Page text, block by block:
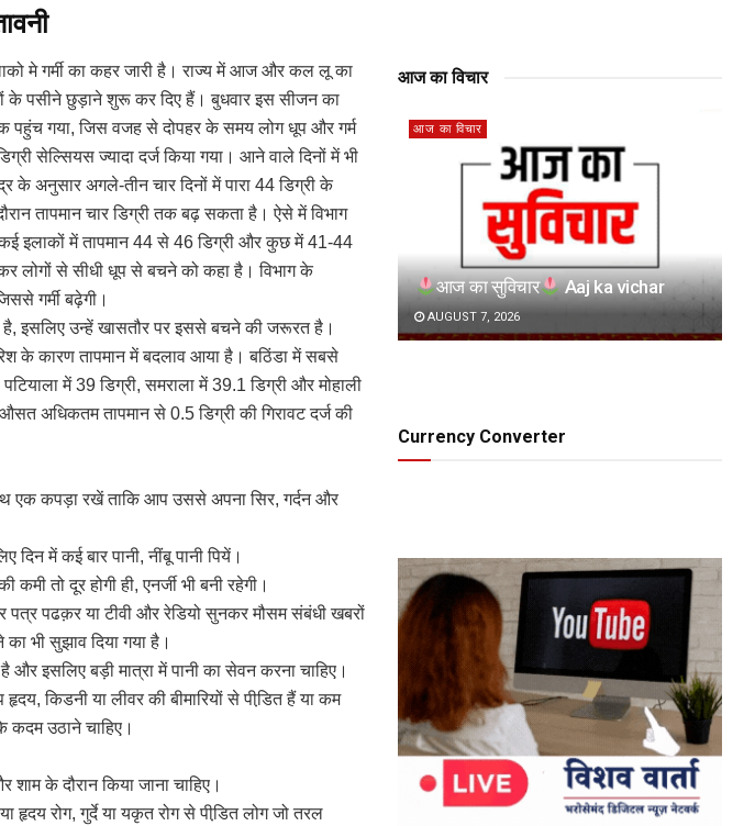
मे गर्मी का कहर जारी है। राज्य में आज और कल लू का
के पसीने छुड़ाने शुरू कर दिए हैं। बुधवार इस सीजन का
पहुंच गया, जिस वजह से दोपहर के समय लोग धूप और गर्म
सेल्सियस ज्यादा दर्ज किया गया। आने वाले दिनों में भी
के अनुसार अगले-तीन चार दिनों में पारा 44 डिग्री के
तापमान चार डिग्री तक बढ़ सकता है। ऐसे में विभाग
इलाकों में तापमान 44 से 46 डिग्री और कुछ में 41-44
लोगों से सीधी धूप से बचने को कहा है। विभाग के
गर्मी बढ़ेगी।
है, इसलिए उन्हें खासतौर पर इससे बचने की जरूरत है।
के कारण तापमान में बदलाव आया है। बठिंडा में सबसे
में 39 डिग्री, समराला में 39.1 डिग्री और मोहाली
अधिकतम तापमान से 0.5 डिग्री की गिरावट दर्ज की
एक कपड़ा रखें ताकि आप उससे अपना सिर, गर्दन और
में कई बार पानी, नींबू पानी पियें।
तो दूर होगी ही, एनर्जी भी बनी रहेगी।
पत्र पढक़र या टीवी और रेडियो सुनकर मौसम संबंधी खबरों
भी सुझाव दिया गया है।
इसलिए बड़ी मात्रा में पानी का सेवन करना चाहिए।
किडनी या लीवर की बीमारियों से पीडि़त हैं या कम
कदम उठाने चाहिए।
के दौरान किया जाना चाहिए।
हृदय रोग, गुर्दे या यकृत रोग से पीडि़त लोग जो तरल
आज का विचार
आज का विचार
आज का सुविचार Aaj ka vichar
AUGUST 7, 2026
Currency Converter